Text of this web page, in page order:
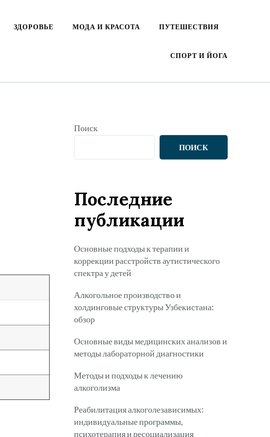
ЗДОРОВЬЕ МОДА И КРАСОТА ПУТЕШЕСТВИЯ
СПОРТ И ЙОГА
Поиск
ПОИСК
Последние
публикации
Основные подходы к терапии и
коррекции расстройств аутистического
спектра у детей
Алкогольное производство и
холдинговые структуры Узбекистана:
обзор
Основные виды медицинских анализов и
методы лабораторной диагностики
Методы и подходы к лечению
алкоголизма
Реабилитация алкоголезависимых:
индивидуальные программы,
психотерапия и ресоциализация